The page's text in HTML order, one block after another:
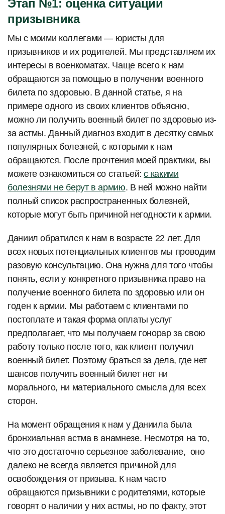
Этап №1: оценка ситуации
призывника
Мы с моими коллегами — юристы для
призывников и их родителей. Мы представляем их
интересы в военкоматах. Чаще всего к нам
обращаются за помощью в получении военного
билета по здоровью. В данной статье, я на
примере одного из своих клиентов объясню,
можно ли получить военный билет по здоровью из-
за астмы. Данный диагноз входит в десятку самых
популярных болезней, с которыми к нам
обращаются. После прочтения моей практики, вы
можете ознакомиться со статьей:с какими
болезнями не берут в армию. В ней можно найти
полный список распространенных болезней,
которые могут быть причиной негодности к армии.
Даниил обратился к нам в возрасте 22 лет. Для
всех новых потенциальных клиентов мы проводим
разовую консультацию. Она нужна для того чтобы
понять, если у конкретного призывника право на
получение военного билета по здоровью или он
годен к армии. Мы работаем с клиентами по
постоплате и такая форма оплаты услуг
предполагает, что мы получаем гонорар за свою
работу только после того, как клиент получил
военный билет. Поэтому браться за дела, где нет
шансов получить военный билет нет ни
морального, ни материального смысла для всех
сторон.
На момент обращения к нам у Даниила была
бронхиальная астма в анамнезе. Несмотря на то,
что это достаточно серьезное заболевание, оно
далеко не всегда является причиной для
освобождения от призыва. К нам часто
обращаются призывники с родителями, которые
говорят о наличии у них астмы, но по факту, этот